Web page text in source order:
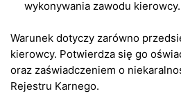
wykonywania zawodu kierowcy.
Warunek dotyczy zarówno
kierowcy. Potwierdza się go
oraz zaświadczeniem o
Rejestru Karnego.